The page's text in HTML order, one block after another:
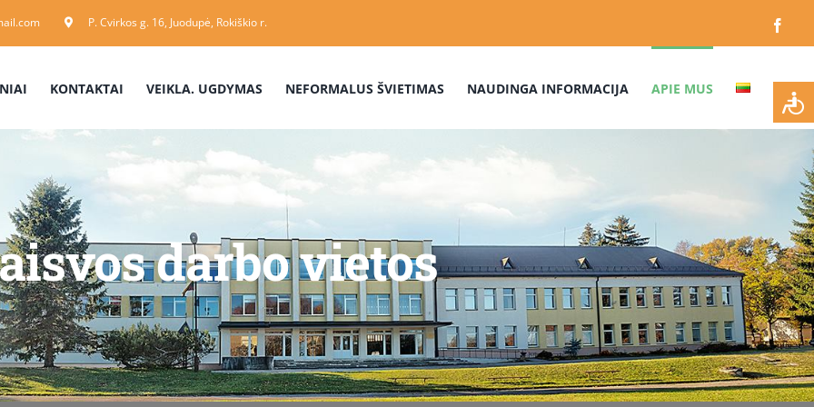
P. Cvirkos g. 16, Juodupė, Rokiškio r.
KONTAKTAI VEIKLA. UGDYMAS NEFORMALUS ŠVIETIMAS NAUDINGA INFORMACIJA APIE MUS
darbo vietos